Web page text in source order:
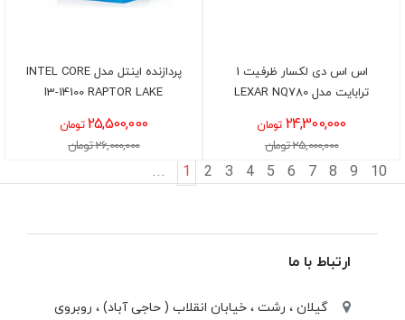
اس اس دی لکسار ظرفیت 1
ترابایت مدل LEXAR NQ780
24,300,000 تومان
25,000,000 تومان
پردازنده اینتل مدل INTEL CORE
I3-14100 RAPTOR LAKE
25,500,000 تومان
26,000,000 تومان
1 2 3 4 5 6 7 8 9 10
...
ارتباط با ما
گیلان ، رشت ، خيابان انقلاب ( حاجی آباد) ، روبروی